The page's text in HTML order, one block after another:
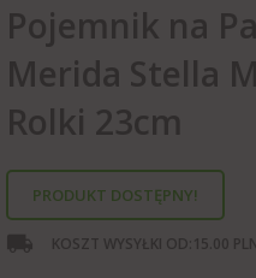
Pojemnik na
Merida Stella
Rolki 23cm
PRODUKT DOSTĘPNY!
KOSZT WYSYŁKI OD: 15.00